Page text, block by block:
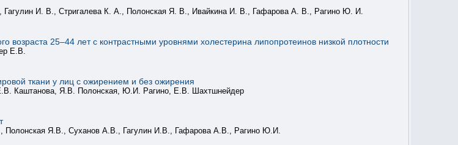
И. В., Стригалева К. А., Полонская Я. В., Ивайкина И. В., Гафарова А. В., Рагино Ю. И.
возраста 25–44 лет с контрастными уровнями холестерина липопротеинов низкой плотности
Е.В.
ткани у лиц с ожирением и без ожирения
Каштанова, Я.В. Полонская, Ю.И. Рагино, Е.В. Шахтшнейдер
Я.В., Суханов А.В., Гагулин И.В., Гафарова А.В., Рагино Ю.И.